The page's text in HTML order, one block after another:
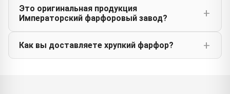
Это оригинальная продукция
Императорский фарфоровый завод?
Как вы доставляете хрупкий фарфор?